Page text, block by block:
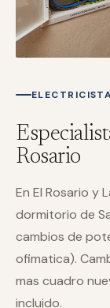
Rosario
En El Rosario y
dormitorio de
cambios de
ofimatica).
mas cuadro
incluido.